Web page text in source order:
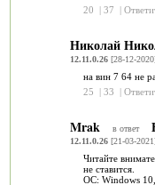
20
| 37 |
Николай
12.11.0.26[28-12-
на вин 7 64 не
25
| 33 |
Mrak в ответ
12.11.0.26[21-03-
Читайте
не ставится.
ОС: Windows